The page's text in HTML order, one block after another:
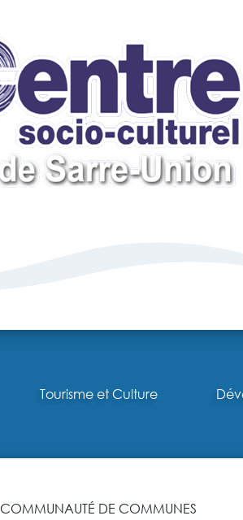
Tourisme et Culture
COMMUNAUTÉ DE COMMUNES